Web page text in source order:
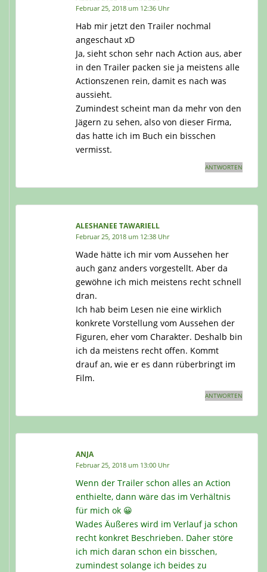
Februar 25, 2018 um 12:36 Uhr
Hab mir jetzt den Trailer nochmal
angeschaut xD
Ja, sieht schon sehr nach Action aus, aber
in den Trailer packen sie ja meistens alle
Actionszenen rein, damit es nach was
aussieht.
Zumindest scheint man da mehr von den
Jägern zu sehen, also von dieser Firma,
das hatte ich im Buch ein bisschen
vermisst.
ANTWORTEN
ALESHANEE TAWARIELL
Februar 25, 2018 um 12:38 Uhr
Wade hätte ich mir vom Aussehen her
auch ganz anders vorgestellt. Aber da
gewöhne ich mich meistens recht schnell
dran.
Ich hab beim Lesen nie eine wirklich
konkrete Vorstellung vom Aussehen der
Figuren, eher vom Charakter. Deshalb bin
ich da meistens recht offen. Kommt
drauf an, wie er es dann rüberbringt im
Film.
ANTWORTEN
ANJA
Februar 25, 2018 um 13:00 Uhr
Wenn der Trailer schon alles an Action
enthielte, dann wäre das im Verhältnis
für mich ok 😀
Wades Äußeres wird im Verlauf ja schon
recht konkret Beschrieben. Daher störe
ich mich daran schon ein bisschen,
zumindest solange ich beides zu